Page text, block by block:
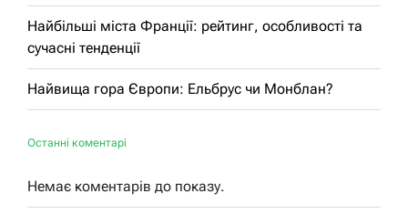
Найбільші міста Франції: рейтинг, особливості та
сучасні тенденції
Найвища гора Європи: Ельбрус чи Монблан?
Останні коментарі
Немає коментарів до показу.